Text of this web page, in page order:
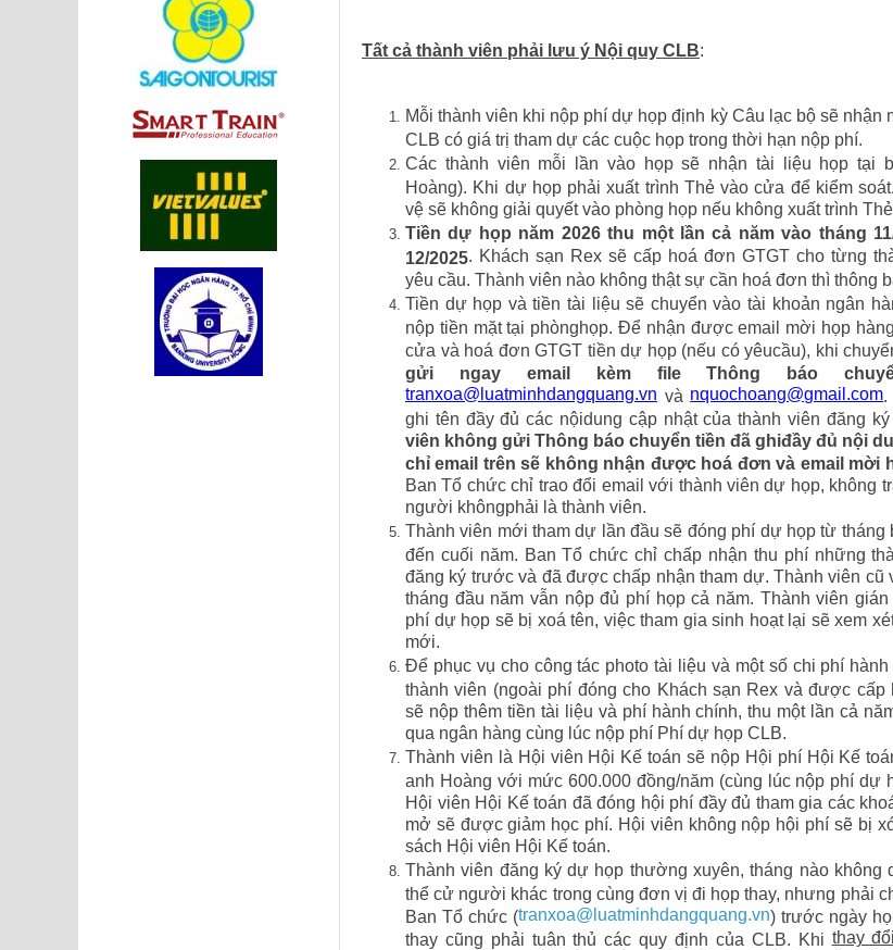
Tất cả thành viên phải lưu ý Nội quy CLB:
Mỗi thành viên khi nộp phí dự họp định kỳ Câu lạc bộ sẽ nhận
CLB có giá trị tham dự các cuộc họp trong thời hạn nộp phí.
Các thành viên mỗi lần vào họp sẽ nhận tài liệu họp tại
Hoàng). Khi dự họp phải xuất trình Thẻ vào cửa để kiểm
vệ sẽ không giải quyết vào phòng họp nếu không xuất trình
Tiền dự họp năm 2026 thu một lần cả năm vào tháng
12/2025. Khách sạn Rex sẽ cấp hoá đơn GTGT cho từng
yêu cầu. Thành viên nào không thật sự cần hoá đơn thì thông
Tiền dự họp và tiền tài liệu sẽ chuyển vào tài khoản ngân
nộp tiền mặt tại phònghọp. Để nhận được email mời họp
cửa và hoá đơn GTGT tiền dự họp (nếu có yêucầu), khi
gửi ngay email kèm file Thông báo
tranxoa@luatminhdangquang.vn và nquochoang@gmail.com
ghi tên đầy đủ các nộidung cập nhật của thành viên đăng
viên không gửi Thông báo chuyển tiền đã ghiđầy đủ nội
chỉ email trên sẽ không nhận được hoá đơn và email mời
Ban Tổ chức chỉ trao đổi email với thành viên dự họp, không
người khôngphải là thành viên.
Thành viên mới tham dự lần đầu sẽ đóng phí dự họp từ tháng
đến cuối năm. Ban Tổ chức chỉ chấp nhận thu phí những
đăng ký trước và đã được chấp nhận tham dự. Thành viên cũ
tháng đầu năm vẫn nộp đủ phí họp cả năm. Thành viên
phí dự họp sẽ bị xoá tên, việc tham gia sinh hoạt lại sẽ xem
mới.
Để phục vụ cho công tác photo tài liệu và một số chi phí hành
thành viên (ngoài phí đóng cho Khách sạn Rex và được cấp
sẽ nộp thêm tiền tài liệu và phí hành chính, thu một lần cả
qua ngân hàng cùng lúc nộp phí Phí dự họp CLB.
Thành viên là Hội viên Hội Kế toán sẽ nộp Hội phí Hội Kế
anh Hoàng với mức 600.000 đồng/năm (cùng lúc nộp phí dự
Hội viên Hội Kế toán đã đóng hội phí đầy đủ tham gia các
mở sẽ được giảm học phí. Hội viên không nộp hội phí sẽ bị
sách Hội viên Hội Kế toán.
Thành viên đăng ký dự họp thường xuyên, tháng nào không
thể cử người khác trong cùng đơn vị đi họp thay, nhưng phải
Ban Tổ chức (tranxoa@luatminhdangquang.vn) trước ngày
thay cũng phải tuân thủ các quy định của CLB. Khi thay